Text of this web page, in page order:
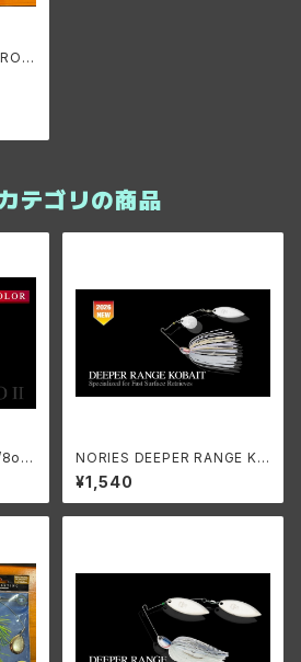
ル
テゴリの商品
NORIES DEEPER RANGE KO
BAIT 1/4oz./ノリーズ ディーパ
ーレンジ コベイト 1/4oz.
¥1,540